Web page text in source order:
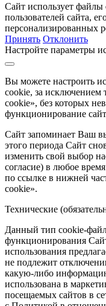
Сайт использует файлы
пользователей сайта,
персонализированных
Принять Отклонить
Настройте параметры
Вы можете настроить
cookie, за исключением
cookie», без которых
функционирование
Сайт запоминает Ваш
этого периода Сайт
изменить свой выбор
согласие) в любое
по ссылке в нижней
cookie».
Технические
Данный тип cookie-
функционирования
использования
не подлежит
какую-либо
использована в
посещаемых сайтов в